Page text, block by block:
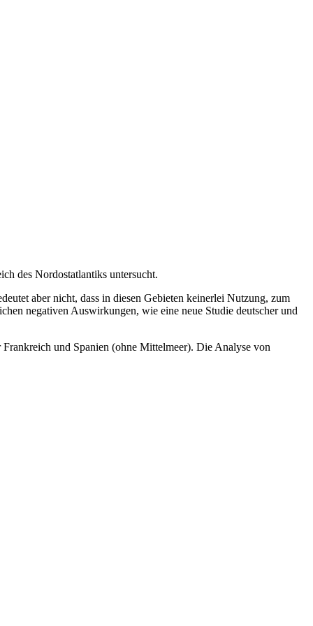
des Nordostatlantiks untersucht.
aber nicht, dass in diesen Gebieten keinerlei Nutzung, zum
negativen Auswirkungen, wie eine neue Studie deutscher und
und Spanien (ohne Mittelmeer). Die Analyse von